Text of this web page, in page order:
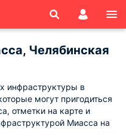
Челябинская
инфраструктуры в
могут пригодиться
отметки на карте и
Миасса на